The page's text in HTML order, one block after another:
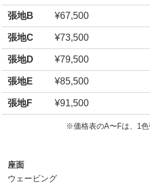
張地B ¥67,500
張地C ¥73,500
張地D ¥79,500
張地E ¥85,500
張地F ¥91,500
※価格表のA〜Fは、1色
座面
ウェービング